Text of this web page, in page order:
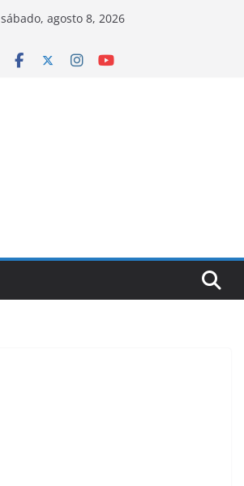
sábado, agosto 8, 2026